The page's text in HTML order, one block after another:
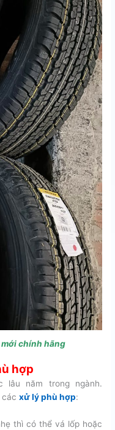
chính hãng
hợp
lâu năm trong ngành.
cácxử lý phù hợp:
thì có thể vá lốp hoặc